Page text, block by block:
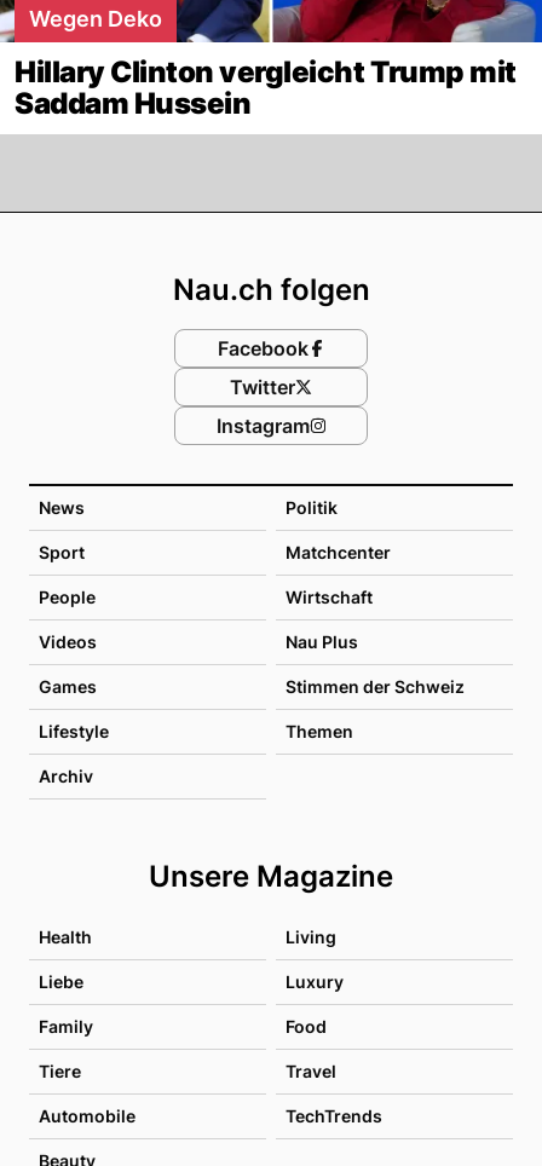
Wegen Deko
Hillary Clinton vergleicht Trump mit
Saddam Hussein
News Politik
Sport Matchcenter
People Wirtschaft
Videos Nau Plus
Games Stimmen der Schweiz
Lifestyle Themen
Archiv
Unsere Magazine
Health Living
Liebe Luxury
Family Food
Tiere Travel
Automobile TechTrends
Beauty
Nau.ch folgen
Facebook
Twitter
Instagram